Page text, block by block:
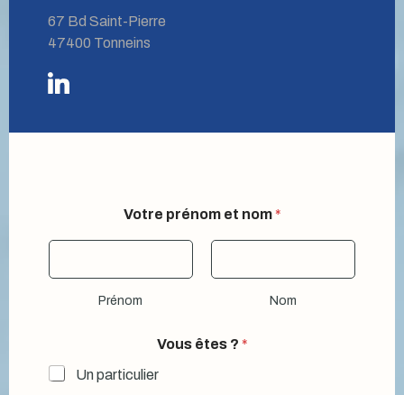
67 Bd Saint-Pierre
47400 Tonneins
Votre prénom et nom *
Prénom Nom
Vous êtes ? *
Un particulier